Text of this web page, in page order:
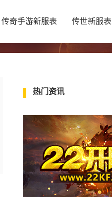
传奇手游新服表 传世新服表
热门资讯